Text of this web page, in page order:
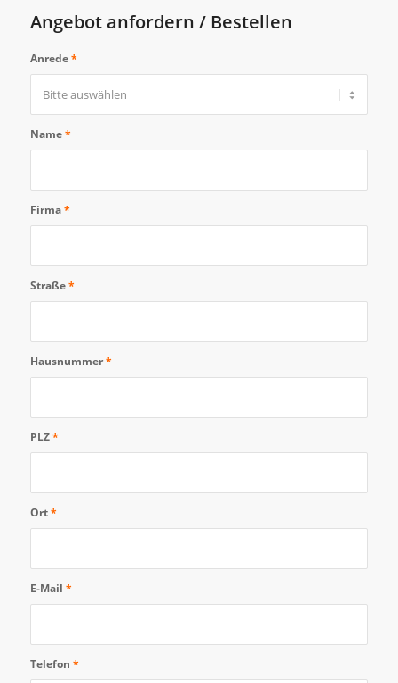
Angebot anfordern / Bestellen
Anrede*
Name*
Firma*
Straße*
Hausnummer*
PLZ*
Ort*
E-Mail *
Telefon *